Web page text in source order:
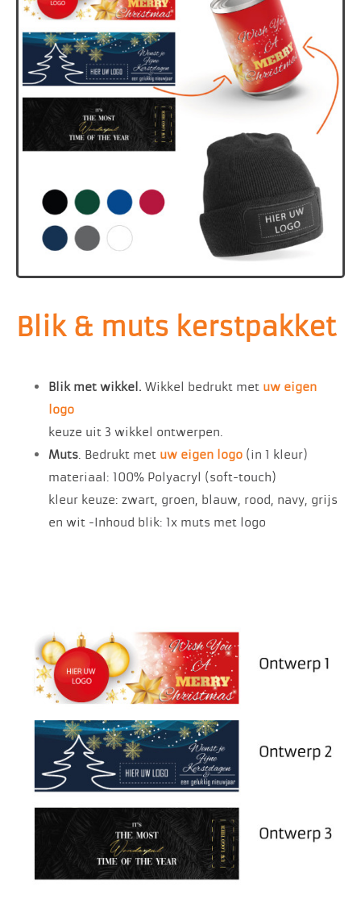
Blik & muts kerstpakket
Blik met wikkel. Wikkel bedrukt met uw eigen
logo
keuze uit 3 wikkel ontwerpen.
Muts . Bedrukt met uw eigen logo (in 1 kleur)
materiaal: 100% Polyacryl (soft-touch)
kleur keuze: zwart, groen, blauw, rood, navy, grijs
en wit -Inhoud blik: 1x muts met logo